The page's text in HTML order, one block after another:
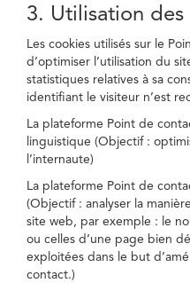
3. Utilisation des
Les cookies utilisés sur le
d’optimiser l’utilisation du
statistiques relatives à sa
identifiant le visiteur n’est
La plateforme Point de
linguistique (Objectif :
l’internaute)
La plateforme Point de
(Objectif : analyser la
site web, par exemple : le
ou celles d’une page bien
exploitées dans le but
contact.)